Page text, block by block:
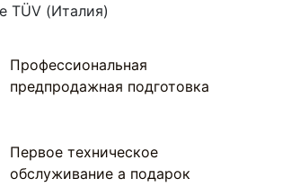
TÜV (Италия)
Профессиональная
предпродажная подготовка
Первое техническое
обслуживание а подарок